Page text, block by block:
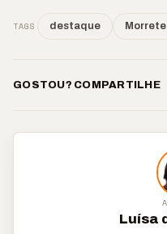
TAGS destaque
GOSTOU? COMPARTILHE
Luísa